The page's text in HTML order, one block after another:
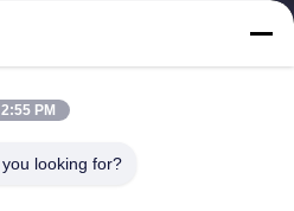
Su Di Noi
Controllo Della Qualità
2:55 PM
looking for?